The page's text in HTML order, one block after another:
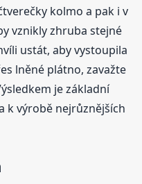
kolmo a pak i v
vznikly zhruba stejné
ustát, aby vystoupila
lněné plátno, zavažte
je základní
k výrobě nejrůznějších